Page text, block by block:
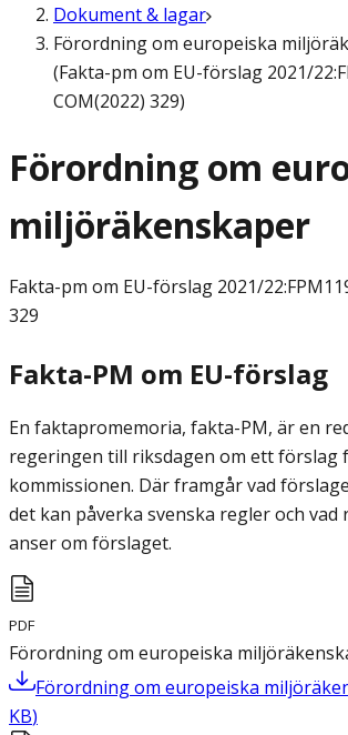
Dokument & lagar
Förordning om europeiska
(Fakta-pm om EU-förslag 2021/
COM(2022) 329)
Förordning om
miljöräkenskaper
Fakta-pm om EU-förslag 2021/
329
Fakta-PM om EU-förslag
En faktapromemoria, fakta-PM, är en
regeringen till riksdagen om ett förslag
kommissionen. Där framgår vad
det kan påverka svenska regler och vad
anser om förslaget.
PDF
Förordning om europeiska
Förordning om europeiska
KB)